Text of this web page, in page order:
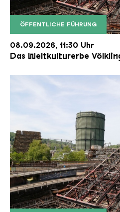
ÖFFENTLICHE FÜHRUNG
Der Erzschrägaufzug der
Copyright:
08.09.2026, 11:30 Uhr
Das Weltkulturerbe